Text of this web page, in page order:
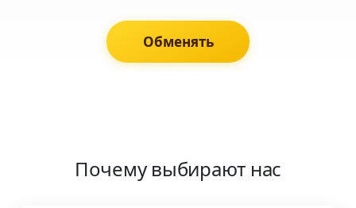
Обменять
Почему выбирают нас